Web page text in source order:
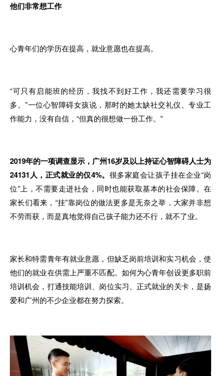
他们非常想工作
心青年们的学历在提高 ，就业意愿也在提高。
“可只有启能班的经历，我找不到好工作 ，我还需要学习很
多。 ”一位心智障碍女孩说，那时的她太缺社交礼仪、专业工
作能力 ，没有自信 ， “但真的很想做一份工作。”
2019年的一项调查显示 ， 广州16岁及以上持证心智障碍人士为
24131人，正式就业的仅4%。 很多家庭会让孩子挂在企业“岗
位”上， 不需要走进社会，同时也能获取基本的社会保障。在
家长们看来，“挂”靠岗位的做法更多是无奈之举，大家并非想
不劳而获，而是真地觉得自己孩子能力还不行，就不了业。
家长和特需青年有就业意愿，但缺乏岗前培训和实习机会 ，使
他们的就业在供需上严重不匹配。如何为心青年创设更多职前
培训机会 ， 打通技能培训、岗位实习、 正式就业的关卡，是扬
爱和广州的不少企业都在努力探索。